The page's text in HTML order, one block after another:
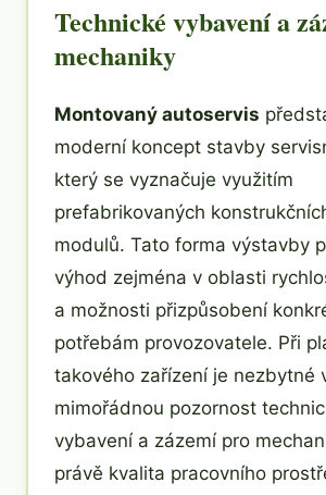
Technické vybavení a
mechaniky
Montovaný autoservis
moderní koncept stavby
který se vyznačuje využitím
prefabrikovaných
modulů. Tato forma výstavby
výhod zejména v oblasti
a možnosti přizpůsobení
potřebám provozovatele. Při
takového zařízení je nezbytné
mimořádnou pozornost
vybavení a zázemí pro
právě kvalita pracovního